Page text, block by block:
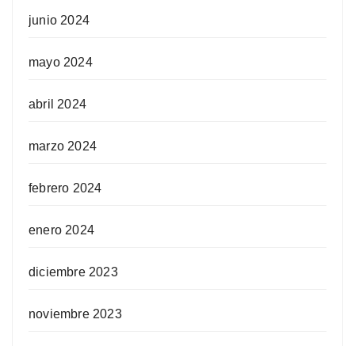
junio 2024
mayo 2024
abril 2024
marzo 2024
febrero 2024
enero 2024
diciembre 2023
noviembre 2023